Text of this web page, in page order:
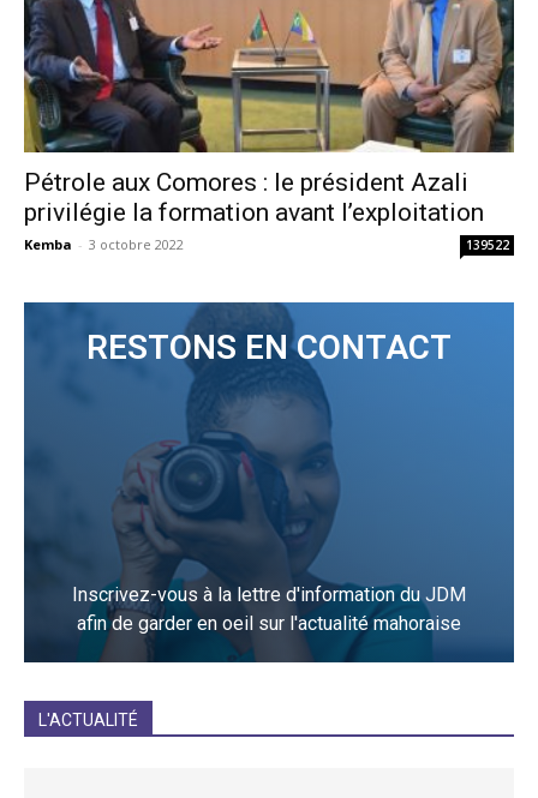
Pétrole aux Comores : le président Azali
privilégie la formation avant l’exploitation
Kemba - 3 octobre 2022 139522
RESTONS EN CONTACT
Inscrivez-vous à la lettre d'information du JDM
afin de garder en oeil sur l'actualité mahoraise
L'ACTUALITÉ